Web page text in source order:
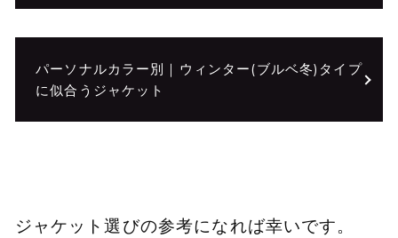
パーソナルカラー別｜ウィンター(ブルベ冬)タイプ
に似合うジャケット
ジャケット選びの参考になれば幸いです。